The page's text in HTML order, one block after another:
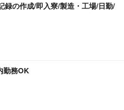
録の作成/即入寮/製造・工場/日勤/
勤務OK